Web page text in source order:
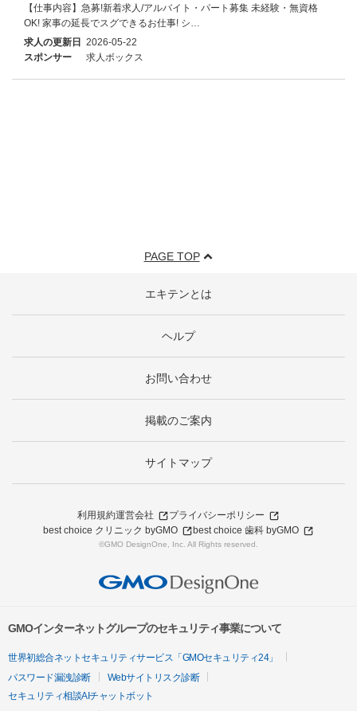
【仕事内容】急募!新着求人/アルバイト・パート募集 未経験・無資格
OK! 家事の延長でスグできるお仕事! シ…
求人の更新日 2026-05-22
スポンサー
求人ボックス
PAGE TOP
エキテンとは
ヘルプ
お問い合わせ
掲載のご案内
サイトマップ
利用規約運営会社
プライバシーポリシー
best choice クリニック byGMO
best choice 歯科 byGMO
©GMO DesignOne, Inc. All Rights reserved.
GMOインターネットグループのセキュリティ事業について
世界初総合ネットセキュリティサービス「GMOセキュリティ24」
パスワード漏洩診断
Webサイトリスク診断
セキュリティ相談AIチャットボット